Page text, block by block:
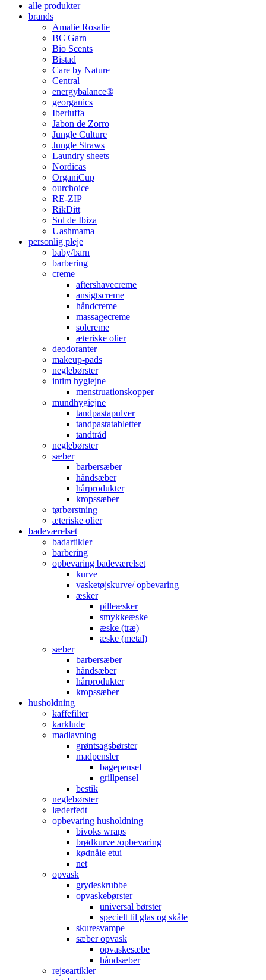
alle produkter
brands
Amalie Rosalie
BC Garn
Bio Scents
Bistad
Care by Nature
Central
energybalance®
georganics
Iberluffa
Jabon de Zorro
Jungle Culture
Jungle Straws
Laundry sheets
Nordicas
OrganiCup
ourchoice
RE-ZIP
RikDitt
Sol de Ibiza
Uashmama
personlig pleje
baby/barn
barbering
creme
aftershavecreme
ansigtscreme
håndcreme
massagecreme
solcreme
æteriske olier
deodoranter
makeup-pads
neglebørster
intim hygiejne
menstruationskopper
mundhygiejne
tandpastapulver
tandpastatabletter
tandtråd
neglebørster
sæber
barbersæber
håndsæber
hårprodukter
kropssæber
tørbørstning
æteriske olier
badeværelset
badartikler
barbering
opbevaring badeværelset
kurve
vasketøjskurve/ opbevaring
æsker
pilleæsker
smykkeæske
æske (træ)
æske (metal)
sæber
barbersæber
håndsæber
hårprodukter
kropssæber
husholdning
kaffefilter
karklude
madlavning
grøntsagsbørster
madpensler
bagepensel
grillpensel
bestik
neglebørster
læderfedt
opbevaring husholdning
bivoks wraps
brødkurve /opbevaring
kødnåle etui
net
opvask
grydeskrubbe
opvaskebørster
universal børster
specielt til glas og skåle
skuresvampe
sæber opvask
opvaskesæbe
håndsæber
rejseartikler